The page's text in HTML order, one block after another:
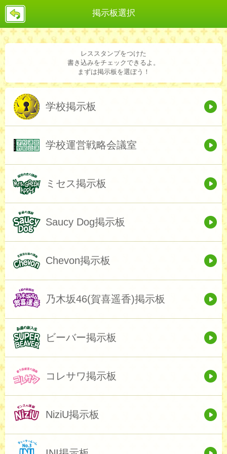
掲示板選択
戻
レススタンプをつけた
書き込みをチェックできるよ。
まずは掲示板を選ぼう！
学校掲示板
学校運営戦略会議室
ミセス掲示板
Saucy Dog掲示板
Chevon掲示板
乃木坂46(賀喜遥香)掲示板
ビーバー掲示板
コレサワ掲示板
NiziU掲示板